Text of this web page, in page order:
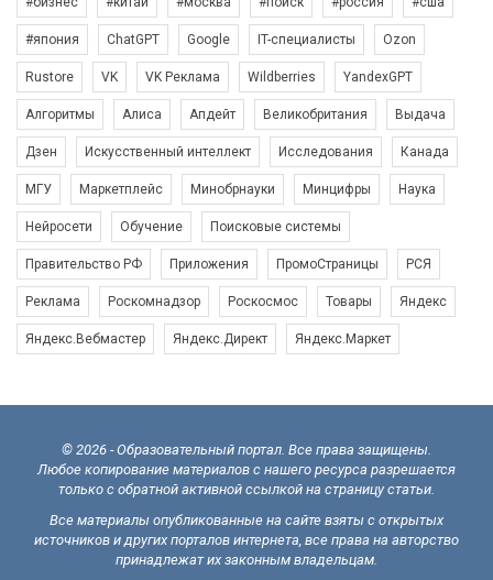
#япония ChatGPT Google IT-специалисты Ozon
Rustore VK VK Реклама Wildberries YandexGPT
Алгоритмы Алиса Апдейт Великобритания Выдача
Дзен Искусственный интеллект Исследования Канада
МГУ Маркетплейс Минобрнауки Минцифры Наука
Нейросети Обучение Поисковые системы
Правительство РФ Приложения ПромоСтраницы РСЯ
Реклама Роскомнадзор Роскосмос Товары Яндекс
Яндекс.Вебмастер Яндекс.Директ Яндекс.Маркет
© 2026 - Образовательный портал. Все права защищены.
Любое копирование материалов с нашего ресурса разрешается
только с обратной активной ссылкой на страницу статьи.
Все материалы опубликованные на сайте взяты с открытых
источников и других порталов интернета, все права на авторство
принадлежат их законным владельцам.